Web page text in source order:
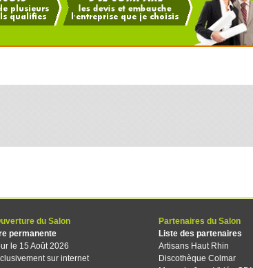
du Salon
permanente
le 15 Août 2026
sur internet
Partenaires du Salon
Liste des partenaires
Artisans Haut Rhin
Discothèque Colmar